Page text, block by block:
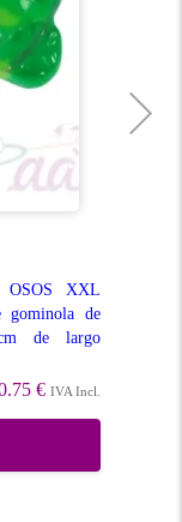
OSOS XXL
gominola de
de largo
€ IVA Incl.